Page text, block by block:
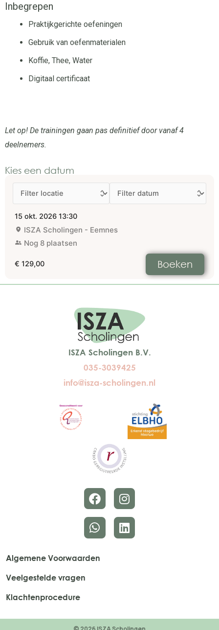
Inbegrepen
Praktijkgerichte oefeningen
Gebruik van oefenmaterialen
Koffie, Thee, Water
Digitaal certificaat
Let op! De trainingen gaan pas definitief door vanaf 4
deelnemers.
Kies een datum
15 okt. 2026 13:30
ISZA Scholingen - Eemnes
Nog 8 plaatsen
€ 129,00 Boeken
ISZA Scholingen B.V.
035-3039425
info@isza-scholingen.nl
Algemene Voorwaarden
Veelgestelde vragen
Klachtenprocedure